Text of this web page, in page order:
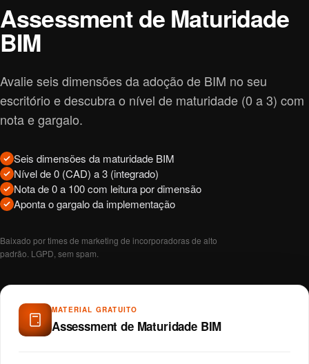
Assessment de Maturidade
BIM
Avalie seis dimensões da adoção de BIM no seu
escritório e descubra o nível de maturidade (0 a 3) com
nota e gargalo.
Seis dimensões da maturidade BIM
Nível de 0 (CAD) a 3 (integrado)
Nota de 0 a 100 com leitura por dimensão
Aponta o gargalo da implementação
Baixado por times de marketing de incorporadoras de alto
padrão. LGPD, sem spam.
MATERIAL GRATUITO
Assessment de Maturidade BIM